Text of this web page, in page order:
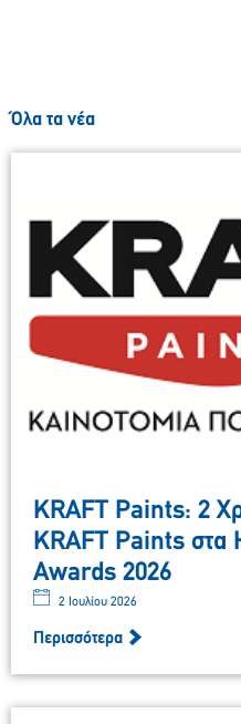
Όλα τα νέα
KRAFT Paints: 2
KRAFT Paints
Awards 2026
2 Ιουλίου 2026
Περισσότερα